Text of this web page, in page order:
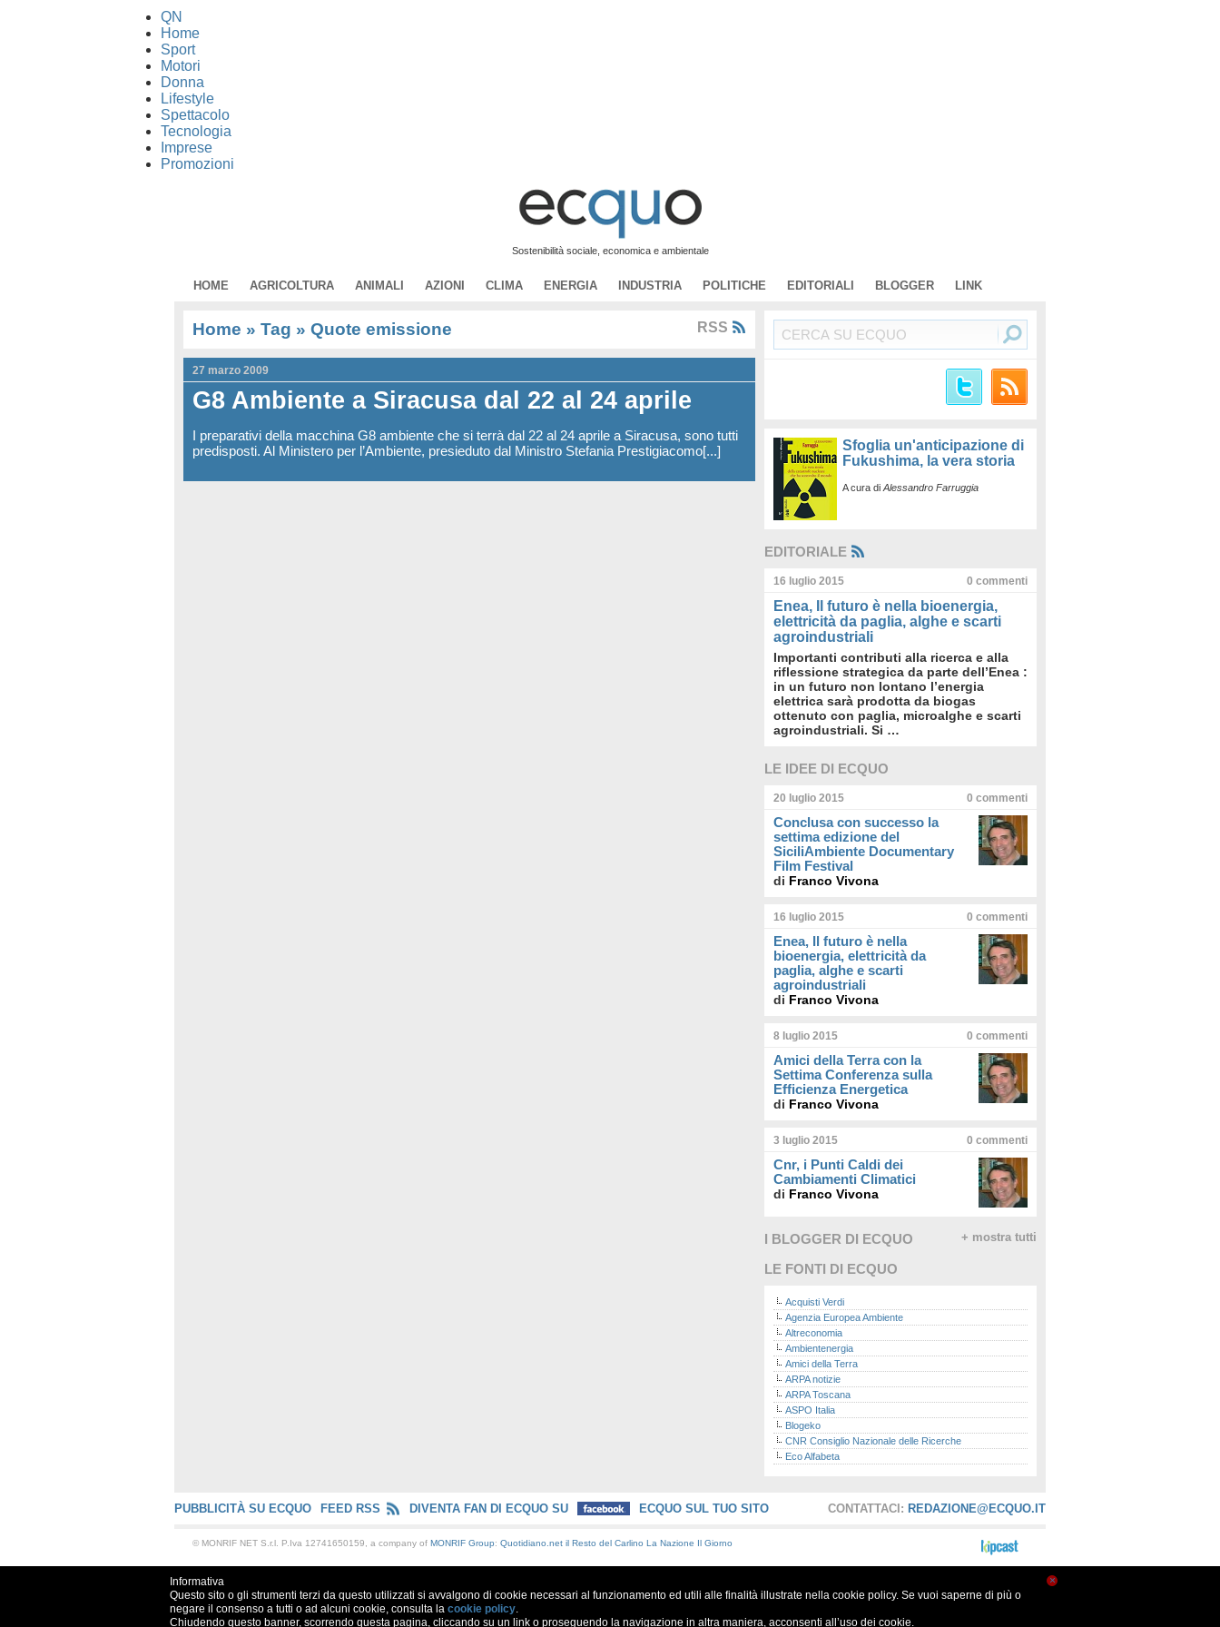
QN
Home
Sport
Motori
Donna
Lifestyle
Spettacolo
Tecnologia
Imprese
Promozioni
Sostenibilità sociale, economica e ambientale
HOME AGRICOLTURA ANIMALI AZIONI CLIMA ENERGIA INDUSTRIA POLITICHE EDITORIALI BLOGGER LINK
Home » Tag » Quote emissione RSS
27 marzo 2009
G8 Ambiente a Siracusa dal 22 al 24 aprile
I preparativi della macchina G8 ambiente che si terrà dal 22 al 24 aprile a Siracusa, sono tutti
predisposti. Al Ministero per l’Ambiente, presieduto dal Ministro Stefania Prestigiacomo[...]
Sfoglia un'anticipazione di
Fukushima, la vera storia
A cura di Alessandro Farruggia
EDITORIALE
16 luglio 2015 0 commenti
Enea, Il futuro è nella bioenergia,
elettricità da paglia, alghe e scarti
agroindustriali
Importanti contributi alla ricerca e alla
riflessione strategica da parte dell’Enea :
in un futuro non lontano l’energia
elettrica sarà prodotta da biogas
ottenuto con paglia, microalghe e scarti
agroindustriali. Si …
LE IDEE DI ECQUO
20 luglio 2015 0 commenti
Conclusa con successo la
settima edizione del
SiciliAmbiente Documentary
Film Festival
di Franco Vivona
16 luglio 2015 0 commenti
Enea, Il futuro è nella
bioenergia, elettricità da
paglia, alghe e scarti
agroindustriali
di Franco Vivona
8 luglio 2015 0 commenti
Amici della Terra con la
Settima Conferenza sulla
Efficienza Energetica
di Franco Vivona
3 luglio 2015 0 commenti
Cnr, i Punti Caldi dei
Cambiamenti Climatici
di Franco Vivona
I BLOGGER DI ECQUO + mostra tutti
LE FONTI DI ECQUO
Acquisti Verdi
Agenzia Europea Ambiente
Altreconomia
Ambientenergia
Amici della Terra
ARPA notizie
ARPA Toscana
ASPO Italia
Blogeko
CNR Consiglio Nazionale delle Ricerche
Eco Alfabeta
Eco Radio
Greenpeace
ISPRA - Istituto Superiore per la Protezione e la
La nuova Ecologia
CONTATTACI: REDAZIONE@ECQUO.IT
PUBBLICITÀ SU ECQUO FEED RSS DIVENTA FAN DI ECQUO SU ECQUO SUL TUO SITO
© MONRIF NET S.r.l. P.Iva 12741650159, a company of MONRIF Group: Quotidiano.net il Resto del Carlino La Nazione Il Giorno
×
Informativa
Questo sito o gli strumenti terzi da questo utilizzati si avvalgono di cookie necessari al funzionamento ed utili alle finalità illustrate nella cookie policy. Se vuoi saperne di più o
negare il consenso a tutti o ad alcuni cookie, consulta la cookie policy.
Chiudendo questo banner, scorrendo questa pagina, cliccando su un link o proseguendo la navigazione in altra maniera, acconsenti all’uso dei cookie.